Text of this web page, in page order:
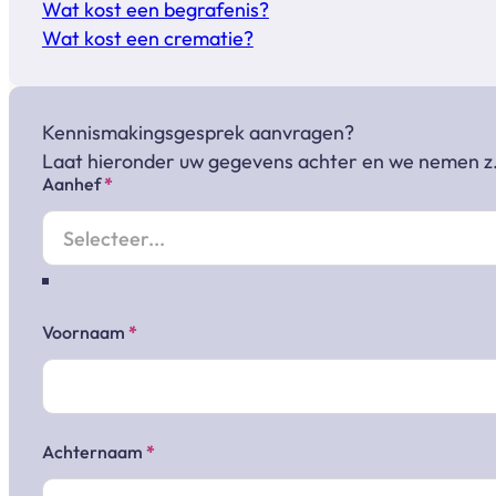
Wat kost een begrafenis?
Wat kost een crematie?
Kennismakingsgesprek aanvragen?
Laat hieronder uw gegevens achter en we nemen
Sectie
Aanhef*
Voornaam *
Achternaam *